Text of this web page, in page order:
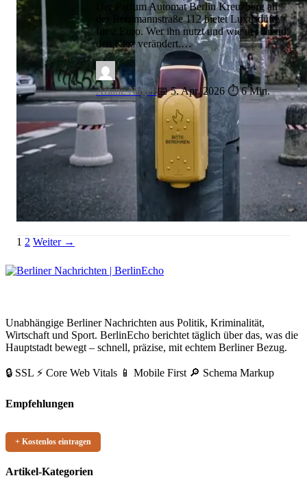
Der Parfum Automat Berlin Kreuzberg an
der Bergmannstraße 112 bietet Luxusdüfte
für 2 Euro. Wer ihn nutzt und wie der Trend
den Kiez verändert.…
Ariane Nagel 📅 5. Apr. 2026 ⏱ 6 Min.
Seitennummerierung
der
Beiträge
1 2 Link
Weiter →
Unabhängige Berliner Nachrichten aus Politik, Kriminalität,
Wirtschaft und Sport. BerlinEcho berichtet täglich über das, was die
Hauptstadt bewegt – schnell, präzise, mit echtem Berliner Bezug.
🔒 SSL ⚡ Core Web Vitals 📱 Mobile First 🔎 Schema Markup
Empfehlungen
+ Kostenlos eintragen
Artikel-Kategorien